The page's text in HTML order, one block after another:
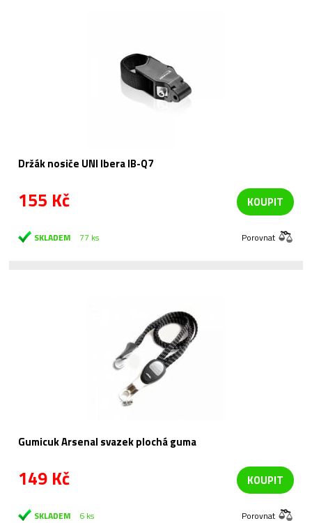
Držák nosiče UNI Ibera IB-Q7
155 Kč KOUPIT
SKLADEM 77 ks Porovnat
Gumicuk Arsenal svazek plochá guma
149 Kč KOUPIT
SKLADEM 6 ks Porovnat